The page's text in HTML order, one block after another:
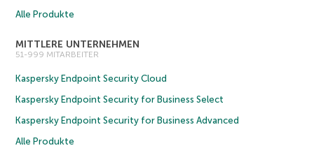
Alle Produkte
MITTLERE UNTERNEHMEN
51-999 MITARBEITER
Kaspersky Endpoint Security Cloud
Kaspersky Endpoint Security for Business Select
Kaspersky Endpoint Security for Business Advanced
Alle Produkte